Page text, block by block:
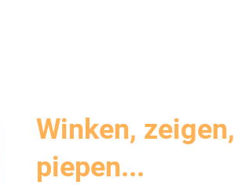
Winken, zeigen,
piepen...